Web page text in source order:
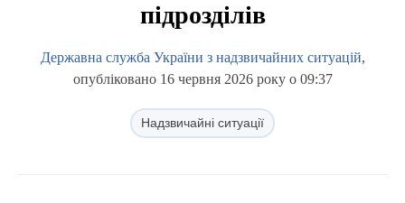
підрозділів
Державна служба України з надзвичайних ситуацій,
опубліковано 16 червня 2026 року о 09:37
Надзвичайні ситуації